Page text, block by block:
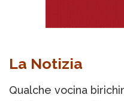
La Notizia
Qualche vocina